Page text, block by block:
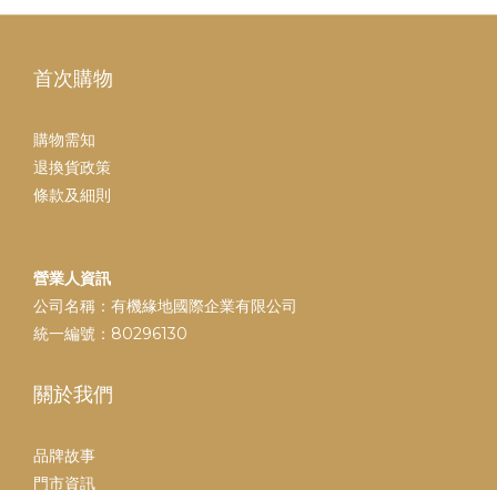
首次購物
購物需知
退換貨政策
條款及細則
營業人資訊
公司名稱：有機緣地國際企業有限公司
統一編號：80296130
關於我們
品牌故事
門市資訊